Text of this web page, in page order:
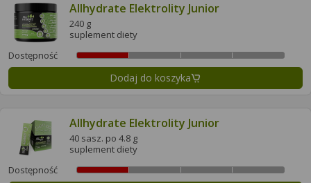
Allhydrate Elektrolity Junior
240 g
suplement diety
Dostępność
Dodaj do koszyka
Allhydrate Elektrolity Junior
40 sasz. po 4.8 g
suplement diety
Dostępność